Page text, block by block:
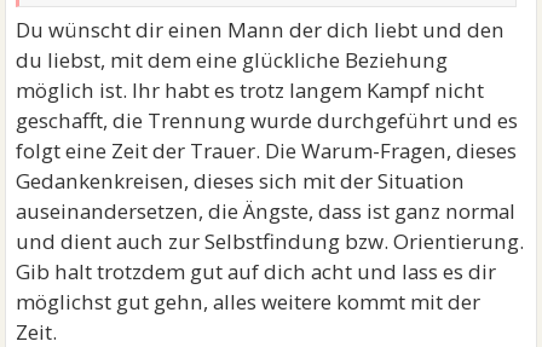
entfernt hatten?
Du wünscht dir einen Mann der dich liebt und den
du liebst, mit dem eine glückliche Beziehung
möglich ist. Ihr habt es trotz langem Kampf nicht
geschafft, die Trennung wurde durchgeführt und es
folgt eine Zeit der Trauer. Die Warum-Fragen, dieses
Gedankenkreisen, dieses sich mit der Situation
auseinandersetzen, die Ängste, dass ist ganz normal
und dient auch zur Selbstfindung bzw. Orientierung.
Gib halt trotzdem gut auf dich acht und lass es dir
möglichst gut gehn, alles weitere kommt mit der
Zeit.